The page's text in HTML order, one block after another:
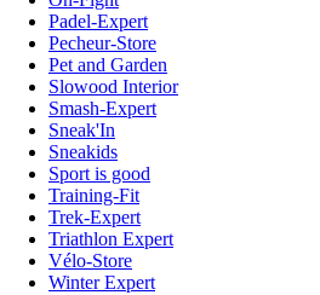
Padel-Expert
Pecheur-Store
Pet and Garden
Slowood Interior
Smash-Expert
Sneak'In
Sneakids
Sport is good
Training-Fit
Trek-Expert
Triathlon Expert
Vélo-Store
Winter Expert